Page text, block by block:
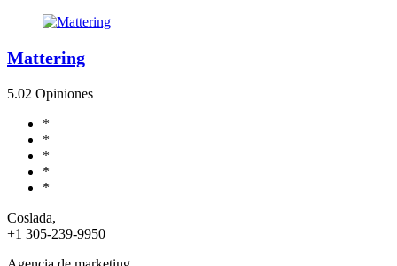
Mattering
5.02 Opiniones
*
*
*
*
*
Coslada,
+1 305-239-9950